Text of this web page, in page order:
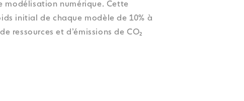
modélisation numérique. Cette
initial de chaque modèle de 10% à
ressources et d’émissions de CO₂